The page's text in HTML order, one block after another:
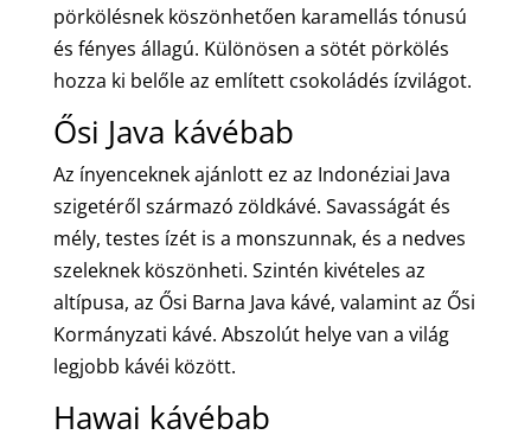
pörkölésnek köszönhetően karamellás tónusú
és fényes állagú. Különösen a sötét pörkölés
hozza ki belőle az említett csokoládés ízvilágot.
Ősi Java kávébab
Az ínyenceknek ajánlott ez az Indonéziai Java
szigetéről származó zöldkávé. Savasságát és
mély, testes ízét is a monszunnak, és a nedves
szeleknek köszönheti. Szintén kivételes az
altípusa, az Ősi Barna Java kávé, valamint az Ősi
Kormányzati kávé. Abszolút helye van a világ
legjobb kávéi között.
Hawai kávébab